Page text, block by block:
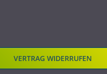
VERTRAG WIDERRUFEN